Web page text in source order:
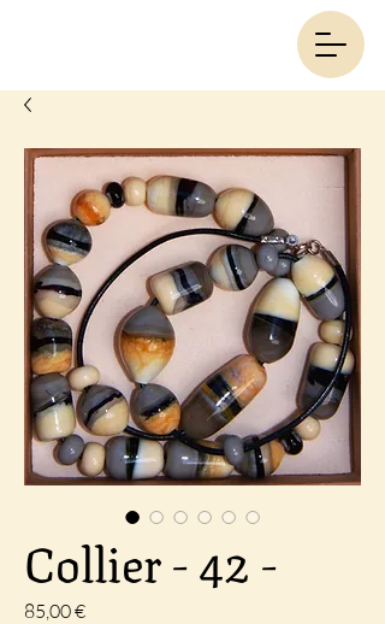
Collier - 42 -
85,00 €Prix